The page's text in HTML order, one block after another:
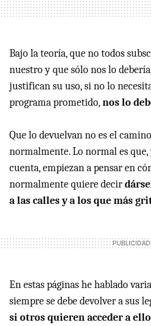
Bajo la teoría, que no todos
nuestro y que sólo nos lo
justifican su uso, si no lo
programa prometido,nos lo
Que lo devuelvan no es el
normalmente. Lo normal es
cuenta, empiezan a pensar en
normalmente quiere decir
a las calles y a los que más
En estas páginas he hablado
siempre se debe devolver a sus
si otros quieren acceder a